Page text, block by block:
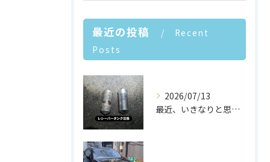
最近の投稿
Recent
Posts
2026/07/13
最近、いきなりと思うほど気温が高くなりました